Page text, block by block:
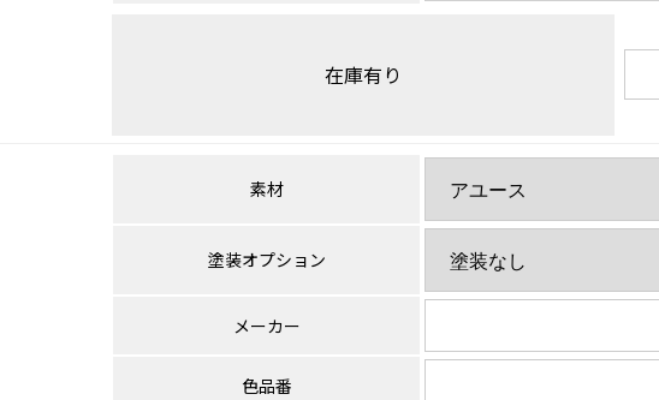
在庫有り
素材
塗装オプション
メーカー
色品番